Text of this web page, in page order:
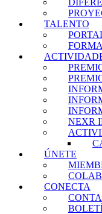
TALENTO
NEXR
ÚNETE
CONECTA